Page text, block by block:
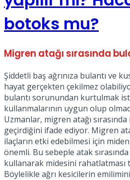
botoks mu?
Migren atağı sırasında
Şiddetli baş ağrınıza bulantı ve
hayat gerçekten çekilmez
bulantı sorunundan kurtulmak
kullanmalarının uygun olup
Uzmanlar, migren atağı
geçirdiğini ifade ediyor. Migren
ilaçların etki edebilmesi için
önemli. Bu sebeple atak
kullanarak midesini rahatlatması
Böylelikle ağrı kesicilerin